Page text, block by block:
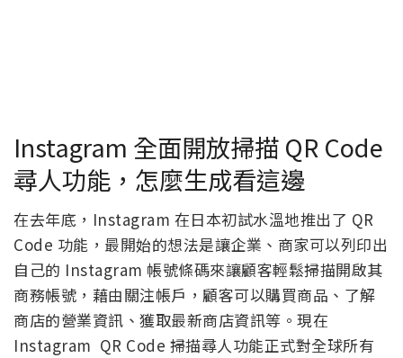
Instagram 全面開放掃描 QR Code
尋人功能，怎麼生成看這邊
在去年底，Instagram 在日本初試水溫地推出了 QR
Code 功能，最開始的想法是讓企業、商家可以列印出
自己的 Instagram 帳號條碼來讓顧客輕鬆掃描開啟其
商務帳號，藉由關注帳戶，顧客可以購買商品、了解
商店的營業資訊、獲取最新商店資訊等。現在
Instagram QR Code 掃描尋人功能正式對全球所有